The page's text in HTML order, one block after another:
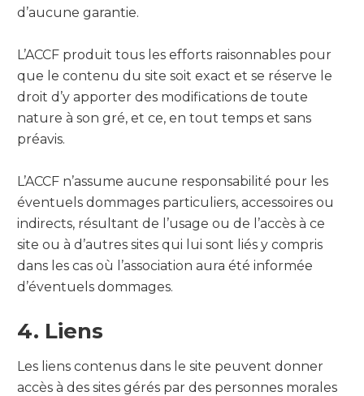
d’aucune garantie.
L’ACCF produit tous les efforts raisonnables pour
que le contenu du site soit exact et se réserve le
droit d’y apporter des modifications de toute
nature à son gré, et ce, en tout temps et sans
préavis.
L’ACCF n’assume aucune responsabilité pour les
éventuels dommages particuliers, accessoires ou
indirects, résultant de l’usage ou de l’accès à ce
site ou à d’autres sites qui lui sont liés y compris
dans les cas où l’association aura été informée
d’éventuels dommages.
4. Liens
Les liens contenus dans le site peuvent donner
accès à des sites gérés par des personnes morales